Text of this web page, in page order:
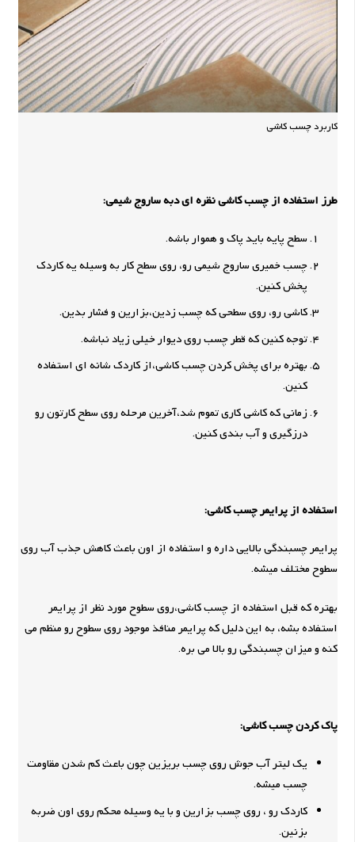
کاربرد چسب کاشی
طرز استفاده از چسب کاشی نقره ای دبه ساروج شیمی:
سطح پایه باید پاک و هموار باشه.
چسب خمیری ساروج شیمی رو، روی سطح کار به وسیله یه کاردک
پخش کنین.
کاشی رو، روی سطحی که چسب زدین،بزارین و فشار بدین.
توجه کنین که قطر چسب روی دیوار خیلی زیاد نباشه.
بهتره برای پخش کردن چسب کاشی،از کاردک شانه ای استفاده
کنین.
زمانی که کاشی کاری تموم شد،آخرین مرحله روی سطح کارتون رو
درزگیری و آب بندی کنین.
استفاده از پرایمر چسب کاشی:
پرایمر چسبندگی بالایی داره و استفاده از اون باعث کاهش جذب آب روی
سطوح مختلف میشه.
بهتره که قبل استفاده از چسب کاشی،روی سطوح مورد نظر از پرایمر
استفاده بشه، به این دلیل که پرایمر منافذ موجود روی سطوح رو منظم می
کنه و میزان چسبندگی رو بالا می بره.
پاک کردن چسب کاشی:
یک لیتر آب جوش روی چسب بریزین چون باعث کم شدن مقاومت
چسب میشه.
کاردک رو ، روی چسب بزارین و با یه وسیله محکم روی اون ضربه
بزنین.